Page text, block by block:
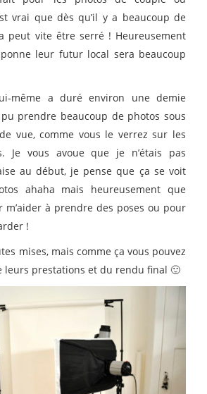
vrai que dès qu’il y a beaucoup de
peut vite être serré ! Heureusement
leur futur local sera beaucoup
même a duré environ une demie
prendre beaucoup de photos sous
vue, comme vous le verrez sur les
Je vous avoue que je n’étais pas
au début, je pense que ça se voit
ahaha mais heureusement que
m’aider à prendre des poses ou pour
!
mises, mais comme ça vous pouvez
leurs prestations et du rendu final 🙂